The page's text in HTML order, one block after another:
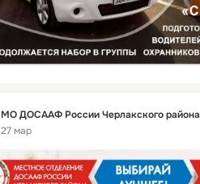
МО ДОСААФ России Черлакского района
27 мар